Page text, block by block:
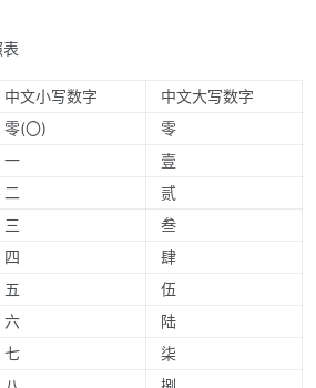
中文小写数字
中文大写数字
零(〇)
零
一
壹
二
贰
三
叁
四
肆
五
伍
六
陆
七
柒